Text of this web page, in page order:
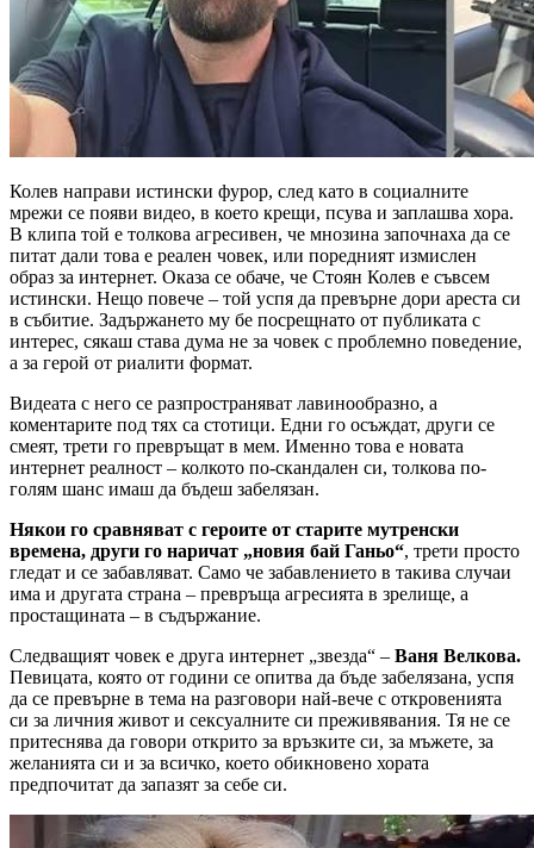
Колев направи истински фурор, след като в социалните
мрежи се появи видео, в което крещи, псува и заплашва хора.
В клипа той е толкова агресивен, че мнозина започнаха да се
питат дали това е реален човек, или поредният измислен
образ за интернет. Оказа се обаче, че Стоян Колев е съвсем
истински. Нещо повече – той успя да превърне дори ареста си
в събитие. Задържането му бе посрещнато от публиката с
интерес, сякаш става дума не за човек с проблемно поведение,
а за герой от риалити формат.
Видеата с него се разпространяват лавинообразно, а
коментарите под тях са стотици. Едни го осъждат, други се
смеят, трети го превръщат в мем. Именно това е новата
интернет реалност – колкото по-скандален си, толкова по-
голям шанс имаш да бъдеш забелязан.
Някои го сравняват с героите от старите мутренски
времена, други го наричат „новия бай Ганьо“, трети просто
гледат и се забавляват. Само че забавлението в такива случаи
има и другата страна – превръща агресията в зрелище, а
простащината – в съдържание.
Следващият човек е друга интернет „звезда“ – Ваня Велкова.
Певицата, която от години се опитва да бъде забелязана, успя
да се превърне в тема на разговори най-вече с откровенията
си за личния живот и сексуалните си преживявания. Тя не се
притеснява да говори открито за връзките си, за мъжете, за
желанията си и за всичко, което обикновено хората
предпочитат да запазят за себе си.